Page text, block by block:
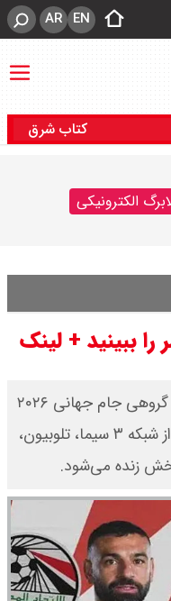
EN
AR
کتاب شرق
الکترونیکی
ببینید + لینک
بازی ایران مصر در دور پایانی مرحله گروهی جام جهانی ۲۰۲۶
ساعت ۰۶:۳۰ امروز شنبه ۶ تیر ۱۴۰۵ از شبکه ۳ سیما، تلوبیون،